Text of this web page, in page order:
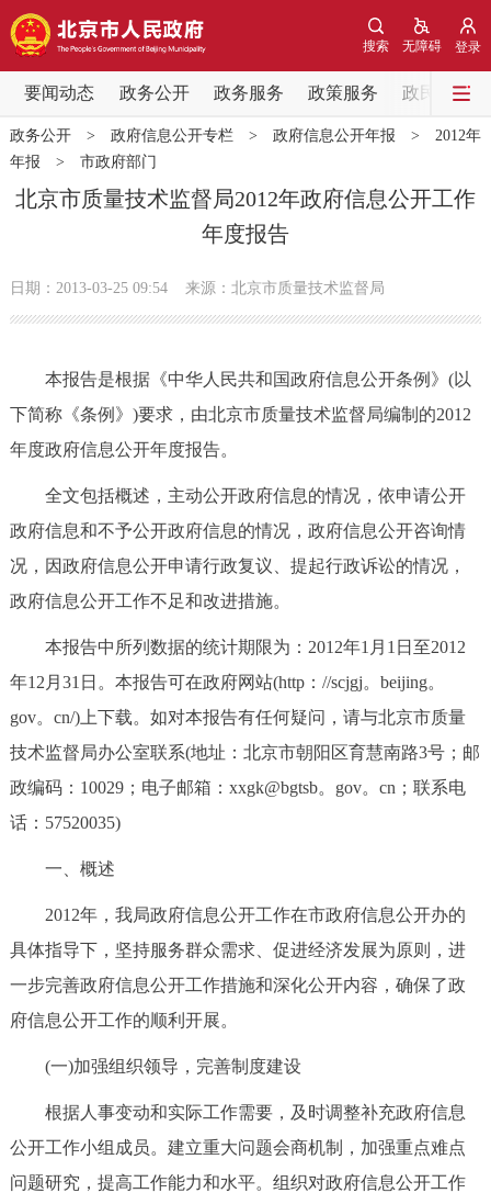
登录
无障碍
搜索
要闻动态 政务公开 政务服务 政策服务 政民互动
要闻动态
党中央精神 国务院信息 中央部委动态
北京要闻 会议信息 部门动态
市领导 机构职能 政策服务
政策兑现 政策解读
决策公开 专题公开
政务服务
便民服务 利企服务 投资项目
中介服务 阳光政务
政民互动
12345网上接诉即办
参与调查 在线访谈 图说互动
走进北京
绿色北京 图说北京 视频北京
多语种
政务公开> 政府信息公开专栏> 政府信息公开年报 > 2012年
年报 > 市政府部门
北京市质量技术监督局2012年政府信息公开工作
年度报告
日期：2013-03-25 09:54 来源：北京市质量技术监督局
本报告是根据《中华人民共和国政府信息公开条例》(以
下简称《条例》)要求，由北京市质量技术监督局编制的2012
年度政府信息公开年度报告。
全文包括概述，主动公开政府信息的情况，依申请公开
政府信息和不予公开政府信息的情况，政府信息公开咨询情
况，因政府信息公开申请行政复议、提起行政诉讼的情况，
政府信息公开工作不足和改进措施。
本报告中所列数据的统计期限为：2012年1月1日至2012
年12月31日。本报告可在政府网站(http：//scjgj。beijing。
gov。cn/)上下载。如对本报告有任何疑问，请与北京市质量
技术监督局办公室联系(地址：北京市朝阳区育慧南路3号；邮
政编码：10029；电子邮箱：xxgk@bgtsb。gov。cn；联系电
话：57520035)
一、概述
2012年，我局政府信息公开工作在市政府信息公开办的
具体指导下，坚持服务群众需求、促进经济发展为原则，进
一步完善政府信息公开工作措施和深化公开内容，确保了政
府信息公开工作的顺利开展。
(一)加强组织领导，完善制度建设
根据人事变动和实际工作需要，及时调整补充政府信息
公开工作小组成员。建立重大问题会商机制，加强重点难点
问题研究，提高工作能力和水平。组织对政府信息公开工作